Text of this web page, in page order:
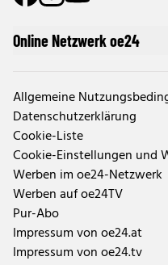
Online Netzwerk oe24
Allgemeine
Datenschutzerklärung
Cookie-Liste
Cookie-Einstellungen und
Werben im oe24-Netzwerk
Werben auf oe24TV
Pur-Abo
Impressum von oe24.at
Impressum von oe24.tv